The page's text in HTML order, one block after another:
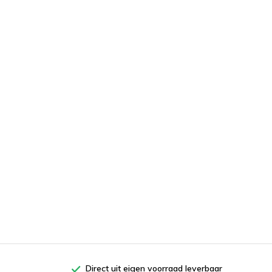
Direct uit eigen voorraad leverbaar